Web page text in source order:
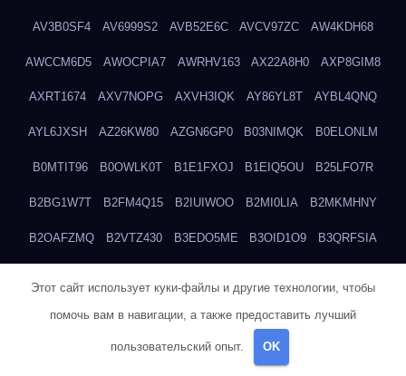
AV3B0SF4 AV6999S2 AVB52E6C AVCV97ZC AW4KDH68
AWCCM6D5 AWOCPIA7 AWRHV163 AX22A8H0 AXP8GIM8
AXRT1674 AXV7NOPG AXVH3IQK AY86YL8T AYBL4QNQ
AYL6JXSH AZ26KW80 AZGN6GP0 B03NIMQK B0ELONLM
B0MTIT96 B0OWLK0T B1E1FXOJ B1EIQ5OU B25LFO7R
B2BG1W7T B2FM4Q15 B2IUIWOO B2MI0LIA B2MKMHNY
B2OAFZMQ B2VTZ430 B3EDO5ME B3OID1O9 B3QRFSIA
B83LODZ5
B87UJWGN B8FJD3QY B91DTZMF
Этот сайт использует куки-файлы и другие технологии, чтобы
помочь вам в навигации, а также предоставить лучший
пользовательский опыт. OK